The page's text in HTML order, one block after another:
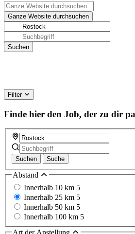
Filter
Finde hier den Job, der zu dir
Suchen Suche
Abstand
Innerhalb 10 km 5
Innerhalb 25 km 5
Innerhalb 50 km 5
Innerhalb 100 km 5
Art der Anstellung